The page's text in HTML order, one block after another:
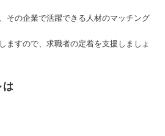
その企業で活躍できる人材のマッチング
ますので、求職者の定着を支援しましょ